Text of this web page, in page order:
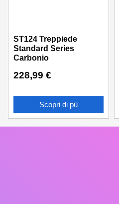
ST124 Treppiede
Standard Series
Carbonio
228,99 €
Scopri di pù